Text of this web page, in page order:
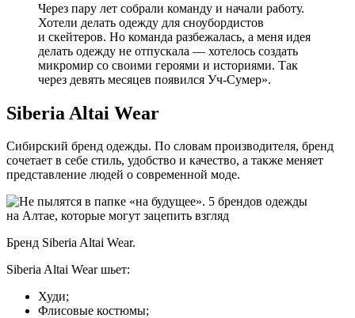
Через пару лет собрали команду и начали работу.
Хотели делать одежду для сноубордистов
и скейтеров. Но команда разбежалась, а меня идея
делать одежду не отпускала — хотелось создать
микромир со своими героями и историями. Так
через девять месяцев появился Уч-Сумер».
Siberia Altai Wear
Сибирский бренд одежды. По словам производителя, бренд
сочетает в себе стиль, удобство и качество, а также меняет
представление людей о современной моде.
Бренд Siberia Altai Wear.
Siberia Altai Wear шьет:
Худи;
Флисовые костюмы;